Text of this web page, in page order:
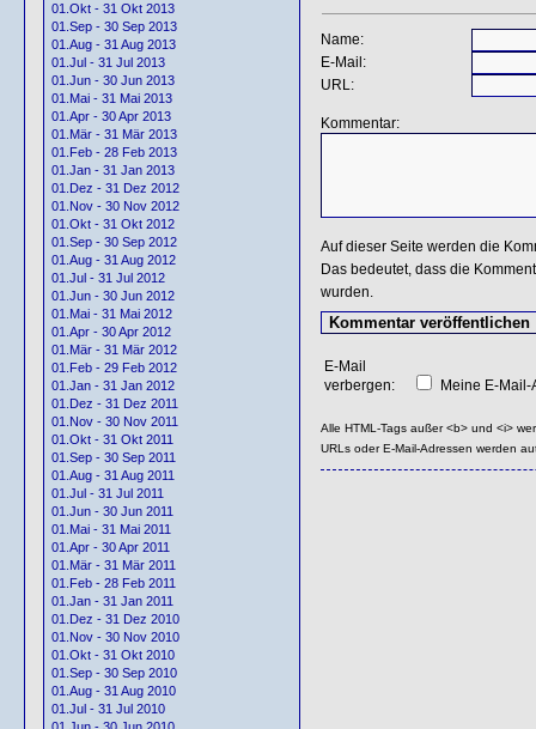
01.Okt - 31 Okt 2013
01.Sep - 30 Sep 2013
01.Aug - 31 Aug 2013
01.Jul - 31 Jul 2013
01.Jun - 30 Jun 2013
01.Mai - 31 Mai 2013
01.Apr - 30 Apr 2013
01.Mär - 31 Mär 2013
01.Feb - 28 Feb 2013
01.Jan - 31 Jan 2013
01.Dez - 31 Dez 2012
01.Nov - 30 Nov 2012
01.Okt - 31 Okt 2012
01.Sep - 30 Sep 2012
01.Aug - 31 Aug 2012
01.Jul - 31 Jul 2012
01.Jun - 30 Jun 2012
01.Mai - 31 Mai 2012
01.Apr - 30 Apr 2012
01.Mär - 31 Mär 2012
01.Feb - 29 Feb 2012
01.Jan - 31 Jan 2012
01.Dez - 31 Dez 2011
01.Nov - 30 Nov 2011
01.Okt - 31 Okt 2011
01.Sep - 30 Sep 2011
01.Aug - 31 Aug 2011
01.Jul - 31 Jul 2011
01.Jun - 30 Jun 2011
01.Mai - 31 Mai 2011
01.Apr - 30 Apr 2011
01.Mär - 31 Mär 2011
01.Feb - 28 Feb 2011
01.Jan - 31 Jan 2011
01.Dez - 31 Dez 2010
01.Nov - 30 Nov 2010
01.Okt - 31 Okt 2010
01.Sep - 30 Sep 2010
01.Aug - 31 Aug 2010
01.Jul - 31 Jul 2010
Name:
E-Mail:
URL:
Kommentar:
Auf dieser Seite werden die
Das bedeutet, dass die
wurden.
E-Mail
verbergen:
Meine E-
Alle HTML-Tags außer <b> und <i>
URLs oder E-Mail-Adressen werden